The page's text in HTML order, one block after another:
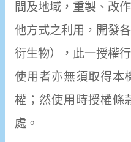
間及地域，重製、改
他方式之利用，開發
衍生物），此一授權
使用者亦無須取得本
權；然使用時授權條
處。